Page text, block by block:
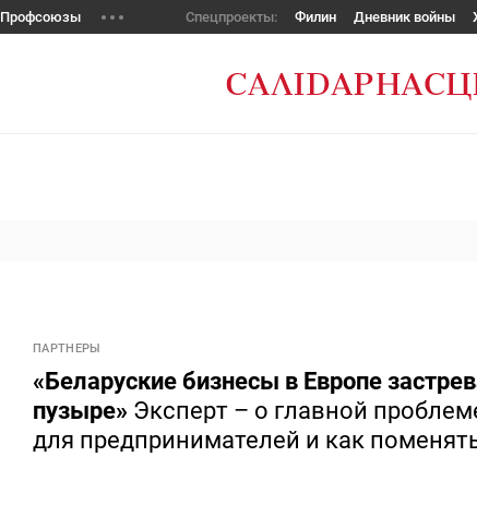
Профсоюзы Спецпроекты: Филин Дневник войны
ПАРТНЕРЫ
«Беларуские бизнесы в Европе
пузыре» Эксперт – о главной
для предпринимателей и как